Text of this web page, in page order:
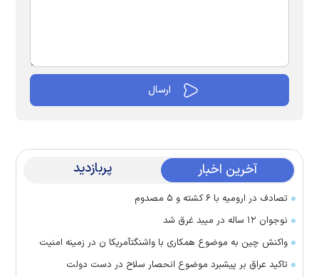
آخرین اخبار پربازدید
تصادف در ارومیه با ۶ کشته و ۵ مصدوم
نوجوان ۱۲ ساله در میبد غرق شد
واکنش چین به موضوع همکاری با واشنگتآمریکا ن در زمینه امنیت
تاکید عراق بر پیشبرد موضوع انحصار سلاح در دست دولت